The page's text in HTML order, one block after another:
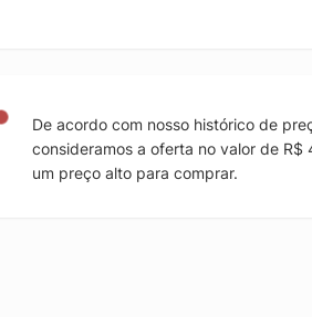
De acordo com nosso histórico de
consideramos a oferta no valor de R$
um preço alto para comprar.